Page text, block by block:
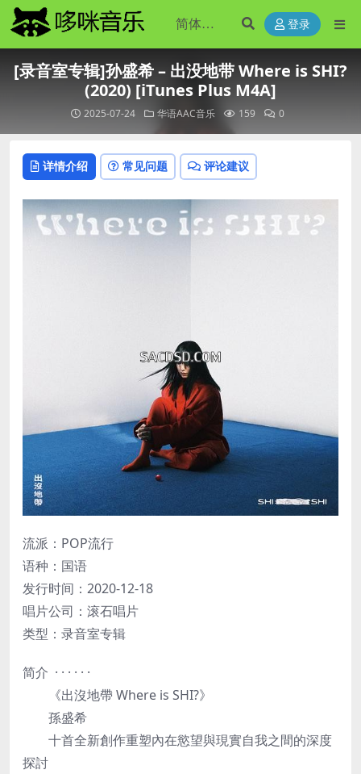
登录
[录音室专辑]孙盛希 – 出没地带 Where is SHI?
(2020) [iTunes Plus M4A]
2025-07-24 华语AAC音乐 159 0
详情介绍 常见问题 评论建议
流派：POP流行
语种：国语
发行时间：2020-12-18
唱片公司：滚石唱片
类型：录音室专辑
简介 · · · · · ·
《出沒地帶 Where is SHI?》
孫盛希
十首全新創作重塑內在慾望與現實自我之間的深度
探討